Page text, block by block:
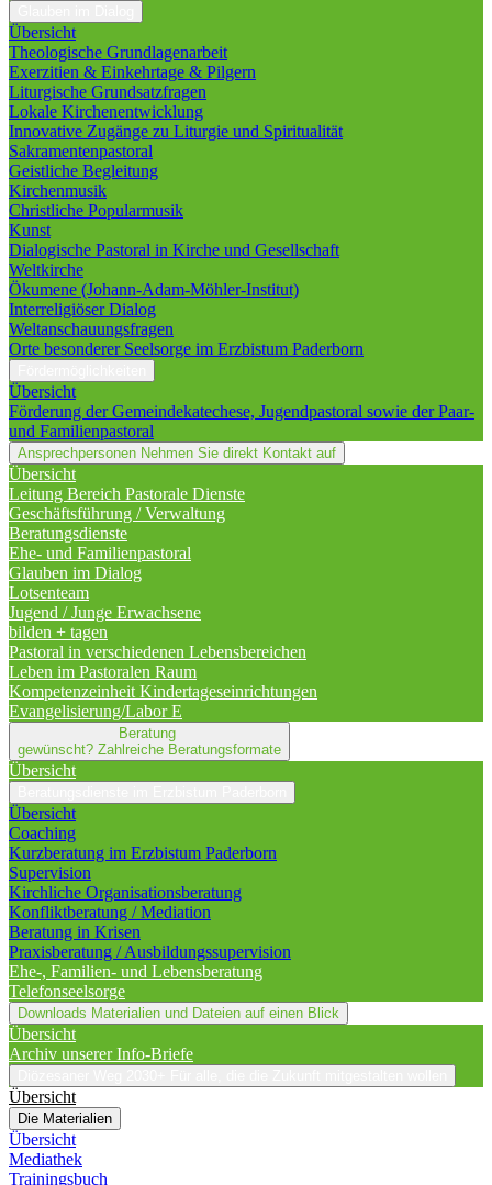
Übersicht
Theologische Grundlagenarbeit
Exerzitien & Einkehrtage & Pilgern
Liturgische Grundsatzfragen
Lokale Kirchenentwicklung
Innovative Zugänge zu Liturgie und Spiritualität
Sakramentenpastoral
Geistliche Begleitung
Kirchenmusik
Christliche Popularmusik
Kunst
Dialogische Pastoral in Kirche und Gesellschaft
Weltkirche
Ökumene (Johann-Adam-Möhler-Institut)
Interreligiöser Dialog
Weltanschauungsfragen
Orte besonderer Seelsorge im Erzbistum Paderborn
Übersicht
Förderung der Gemeindekatechese, Jugendpastoral sowie der Paar-
und Familienpastoral
Ansprechpersonen Nehmen Sie direkt Kontakt auf
Übersicht
Leitung Bereich Pastorale Dienste
Geschäftsführung / Verwaltung
Beratungsdienste
Ehe- und Familienpastoral
Glauben im Dialog
Lotsenteam
Jugend / Junge Erwachsene
bilden + tagen
Pastoral in verschiedenen Lebensbereichen
Leben im Pastoralen Raum
Kompetenzeinheit Kindertageseinrichtungen
Evangelisierung/Labor E
Beratung
gewünscht? Zahlreiche Beratungsformate
Übersicht
Übersicht
Coaching
Kurzberatung im Erzbistum Paderborn
Supervision
Kirchliche Organisationsberatung
Konfliktberatung / Mediation
Beratung in Krisen
Praxisberatung / Ausbildungssupervision
Ehe-, Familien- und Lebensberatung
Telefonseelsorge
Downloads Materialien und Dateien auf einen Blick
Übersicht
Archiv unserer Info-Briefe
Übersicht
Die Materialien
Übersicht
Mediathek
Trainingsbuch